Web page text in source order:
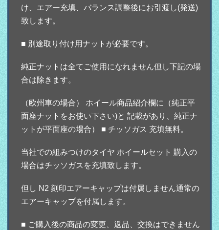
け、エアー充填、バランス調整後にお引渡し(発送)
致します。
■ 別途取り付け用ナットが必要です。
純正ナットは全てご使用になれません但し下記の場
合は除きます。
（欧州車の場合） ホイール商品紹介欄に（純正平
面座ナットをお使い下さい)と 記載があり、純正ナ
ットが平面座の場合） ■ チッソガス 充填無料。
当社での組みつけのタイヤ ホイールセット 購入の
場合はチッソガスを充填致します。
但し N2 刻印エアーキャップは付属しません通常の
エアーキャップを付属します。
■ ご購入後の商品の変更、返品、交換はできません